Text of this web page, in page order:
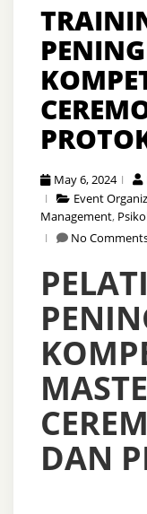
May 6, 2024
Event
Management,
No
DAN